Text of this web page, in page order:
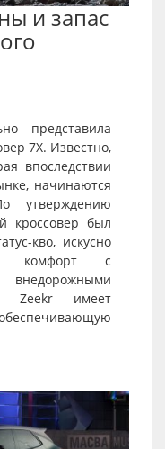
и запас
представила
7X. Известно,
впоследствии
начинаются
утверждению
кроссовер был
кво, искусно
комфорт с
Zeekr имеет